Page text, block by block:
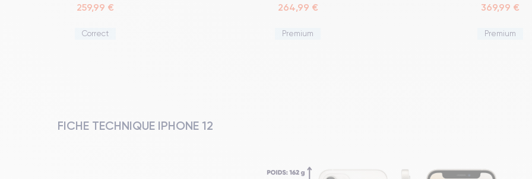
259,99 €
Correct
264,99 €
Premium
369,99 €
Premium
FICHE TECHNIQUE IPHONE 12